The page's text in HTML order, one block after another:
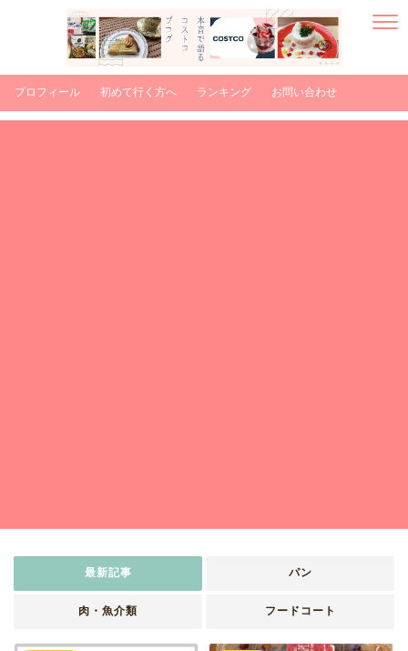
プロフィール 初めて行く方へ ランキング お問い合わせ
最新記事 パン
肉・魚介類 フードコート